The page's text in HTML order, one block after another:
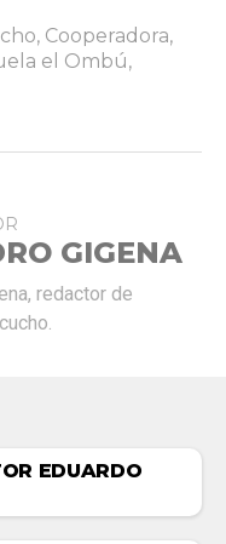
, Cooperadora,
el Ombú,
GIGENA
redactor de
EDUARDO